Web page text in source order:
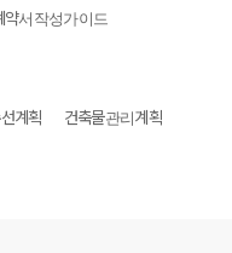
약서작성가이드
계획 건축물관리계획